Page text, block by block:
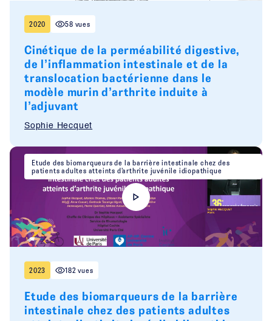
2020 58 vues
Cinétique de la perméabilité digestive,
de l’inflammation intestinale et de la
translocation bactérienne dans le
modèle murin d’arthrite induite à
l’adjuvant
Sophie Hecquet
Etude des biomarqueurs de la barrière intestinale chez des
patients adultes atteints d’arthrite juvénile idiopathique
2023 182 vues
Etude des biomarqueurs de la barrière
intestinale chez des patients adultes